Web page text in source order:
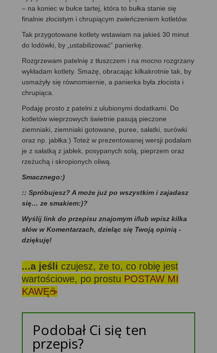
– na koniec w bułce tartej, która to bułka stanie się
finalnie złocistym i chrupiącym zwieńczeniem kotletów.
Tak przygotowane kotlety wstawiam na jakieś 30 minut
do lodówki, by „ustabilizować” panierkę.
Rozgrzewam patelnię z tłuszczem i na mocno rozgrzany
wykładam kotlety. Smażę, obracając kilkakrotnie tak, by
usmażyły się równomiernie, a panierka była złocista i
chrupiąca.
Podaję prosto z patelni z ulubionymi dodatkami. Do
kotletów wieprzowych świetnie pasują pieczone
ziemniaki, ziemniaki gotowane, puree, sałatki, surówki
oraz np. jabłka:) Toteż w prezentowanej wersji podałam
je z sałatką z jabłek, posypanych solą, pieprzem oraz
rzeżuchą i skropionych oliwą.
Smacznego:)
:: Spróbujesz? A może już po wszystkim i zajadasz
się… ze smakiem:)?
Wyślij link do przepisu znajomym i/lub wpisz kilka
słów w Komentarzach, dzieląc się Twoją opinią -
dziękuję!
...a jeśli czujesz, że to, co robię jest
wartościowe, po prostu POSTAW MI
KAWĘ☕
Podobał Ci się ten
przepis?